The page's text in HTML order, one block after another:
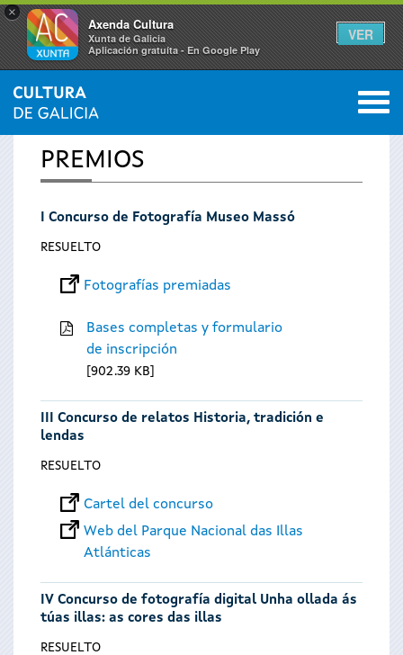
×
Axenda Cultura
Xunta de Galicia
Aplicación gratuíta - En Google Play
VER
Se
encuentra
usted
INICIO 0
PREMIOS
I Concurso de Fotografía Museo Massó
RESUELTO
Fotografías premiadas
Bases completas y formulario
de inscripción
902.39 KB
III Concurso de relatos Historia, tradición e
lendas
RESUELTO
Cartel del concurso
Web del Parque Nacional das Illas
Atlánticas
IV Concurso de fotografía digital Unha ollada ás
túas illas: as cores das illas
RESUELTO